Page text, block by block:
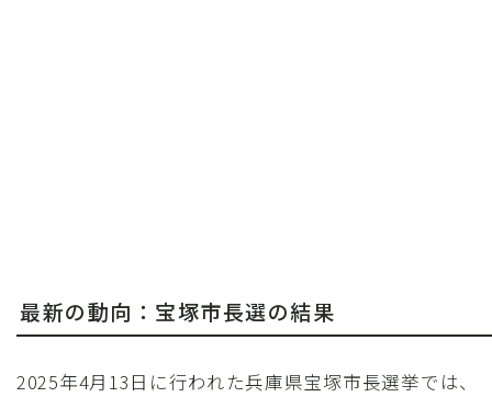
最新の動向：宝塚市長選の結果
2025年4月13日に行われた兵庫県宝塚市長選挙では、